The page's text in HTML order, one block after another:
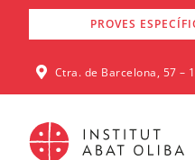
PROVES
Ctra. de Barcelona, 57 –